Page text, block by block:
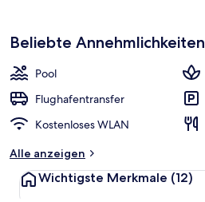
Beliebte Annehmlichkeiten
Pool
Flughafentransfer
Kostenloses WLAN
Alle anzeigen
Wichtigste Merkmale (12)